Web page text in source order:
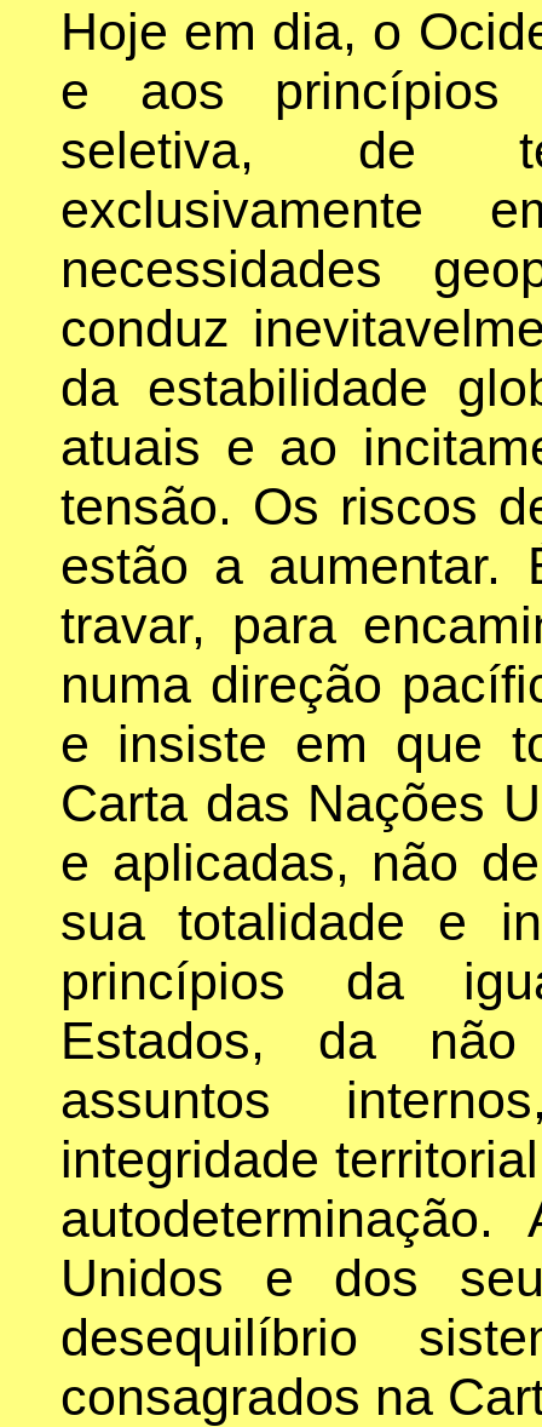
Hoje em dia, o
e aos princípios
seletiva, de
exclusivamente
necessidades
conduz
da estabilidade
atuais e ao
tensão. Os riscos
estão a aumentar.
travar, para
numa direção
e insiste em que
Carta das Nações
e aplicadas, não
sua totalidade e
princípios da
Estados, da
assuntos
integridade
Unidos e dos
desequilíbrio
consagrados na